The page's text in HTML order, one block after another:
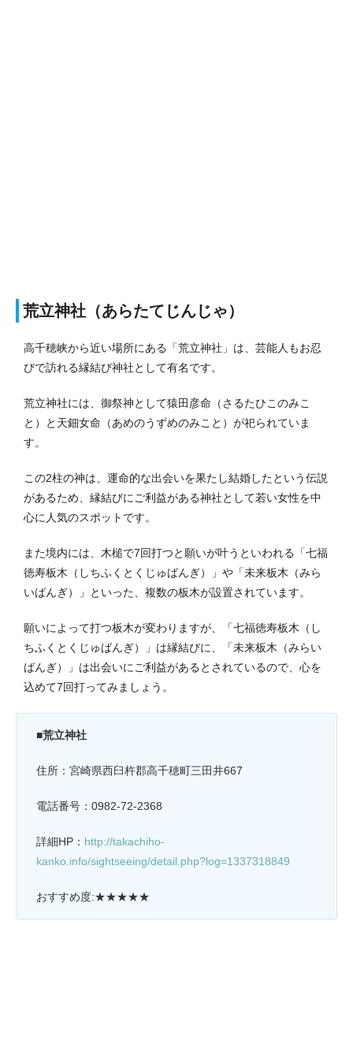
荒立神社（あらたてじんじゃ）
高千穂峡から近い場所にある「荒立神社」は、芸能人もお忍
びで訪れる縁結び神社として有名です。
荒立神社には、 御祭神として猿田彦命（さるたひこのみこ
と）と天鈿女命（あめのうずめのみこと）が祀られていま
す。
この2柱の神は、運命的な出会いを果たし結婚したという伝説
があるため、縁結びにご利益がある神社として若い女性を中
心に人気のスポットです。
また境内には、木槌で7回打つと願いが叶うといわれる「七福
徳寿板木（しちふくとくじゅばんぎ）
」や「未来板木（みら
いばんぎ）
」といった、複数の板木が設置されています。
願いによって打つ板木が変わりますが、「七福徳寿板木（し
ちふくとくじゅばんぎ）」は縁結びに、
「未来板木（みらい
ばんぎ）
」は出会いにご利益があるとされているので、心を
込めて7回打ってみましょう。
■荒立神社
住所：宮崎県西臼杵郡高千穂町三田井667
電話番号：0982-72-2368
詳細HP： http://takachiho-
kanko.info/sightseeing/detail.php?log=1337318849
おすすめ度:★★★★★